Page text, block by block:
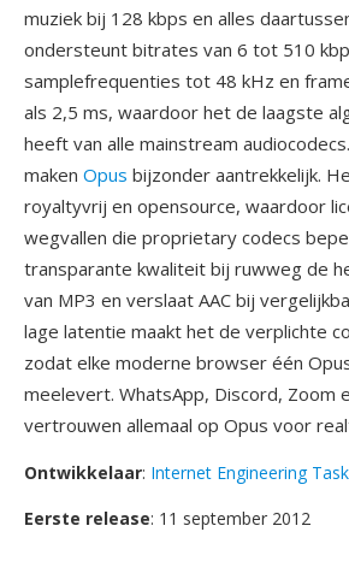
muziek bij 128 kbps en alles
ondersteunt bitrates van 6 tot 510
samplefrequenties tot 48 kHz en
als 2,5 ms, waardoor het de laagste
heeft van alle mainstream
maken Opus bijzonder aantrekkelijk.
royaltyvrij en opensource, waardoor
wegvallen die proprietary codecs
transparante kwaliteit bij ruwweg de
van MP3 en verslaat AAC bij
lage latentie maakt het de verplichte
zodat elke moderne browser één
meelevert. WhatsApp, Discord, Zoom
vertrouwen allemaal op Opus voor
Ontwikkelaar: Internet Engineering
Eerste release: 11 september 2012